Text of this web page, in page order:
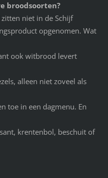
broodsoorten?
niet in de Schijf
opgenomen. Wat
ook witbrood levert
alleen niet zoveel als
toe in een dagmenu. En
krentenbol, beschuit of